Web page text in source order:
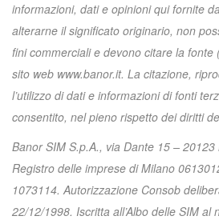
informazioni, dati e opinioni qui fornite
alterarne il significato originario, non
fini commerciali e devono citare la fonte
sito web www.banor.it. La citazione,
l’utilizzo di dati e informazioni di fonti
consentito, nel pieno rispetto dei diritti
Banor SIM S.p.A., via Dante 15 –
Registro delle imprese di Milano
1073114. Autorizzazione Consob
22/12/1998. Iscritta all’Albo delle SIM